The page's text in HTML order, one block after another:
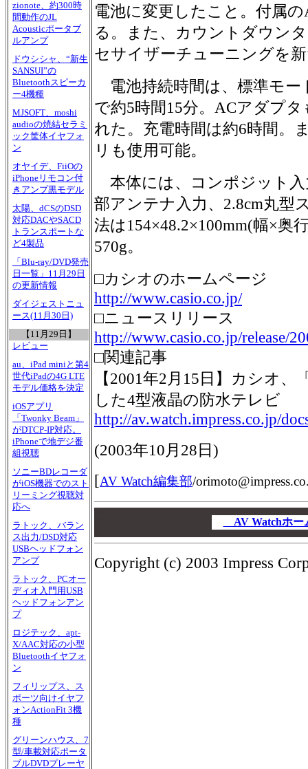
zionote、約300時
間動作のJL
Acousticポータブ
ルアンプ
ドウシシャ、“新生
SANSUI”の
Bluetoothスピーカ
ー4機種
MJSOFT、moshi
audioの焼結セラミ
ック筐体イヤフォ
ン
オヤイデ、FiiOの
iPhoneリモコン付
きアンプ黒モデル
太陽、dCSのDSD
対応DACやSACD
トランスポートな
ど4製品
「Blu-ray/DVD発売
日一覧」11月29日
の更新情報
ダイジェストニュ
ース(11月30日)
【11月29日】
レビュー
au、iPad miniと第4
世代iPadの4G LTE
モデル価格を決定
iOSアプリ
「Twonky Beam」
がDTCP-IP対応。
iPhoneで地デジ番
組視聴
ソニーBDレコーダ
がiOS機器でのスト
リーミング視聴対
応へ
ラトック、バラン
ス出力/DSD対応
USBヘッドフォン
アンプ
ラトック、PCオー
ディオ入門用USB
ヘッドフォンアン
プ
ロジテック、apt-
X/AAC対応の小型
Bluetoothイヤフォ
ン
フィリップス、ス
ポーツ向けイヤフ
ォンActionFit 3機
種
グリーンハウス、7
型/車載対応ポータ
ブルDVDプレーヤ
電池に変更したこと。付属
る。また、カウントダウン
セサイザーチューニングを
電池持続時間は、標準モー
で約5時間15分。ACアダプ
れた。充電時間は約6時間。
リも使用可能。
本体には、コンポジット
部アンテナ入力、2.8cm丸型
法は154×48.2×100mm(幅×奥
570g。
□カシオのホームページ
http://www.casio.co.jp/
□ニュースリリース
http://www.casio.co.jp/release/
□関連記事
【2001年2月15日】カシオ
した4型液晶の防水テレビ
http://av.watch.impress.co.jp/
(2003年10月28日)
[AV Watch編集部/
AV Watchホ
Copyright (c) 2003 Impress